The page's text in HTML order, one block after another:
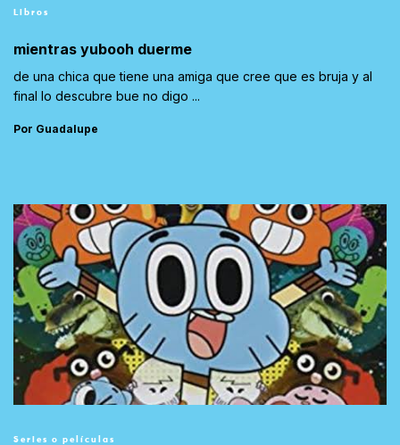
Libros
mientras yubooh duerme
de una chica que tiene una amiga que cree que es bruja y al
final lo descubre bue no digo ...
Por Guadalupe
Series o películas